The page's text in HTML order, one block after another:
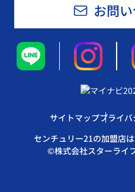
お問
サイトマッププライ
センチュリー21の加盟店
©株式会社スターライ